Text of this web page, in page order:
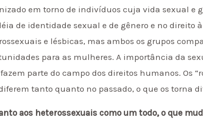
em torno de indivíduos cuja vida sexual e
de identidade sexual e de gênero e no direito
e lésbicas, mas ambos os grupos
para as mulheres. A importância da
parte do campo dos direitos humanos. Os
tanto quanto no passado, o que os torna
aos heterossexuais como um todo, o que